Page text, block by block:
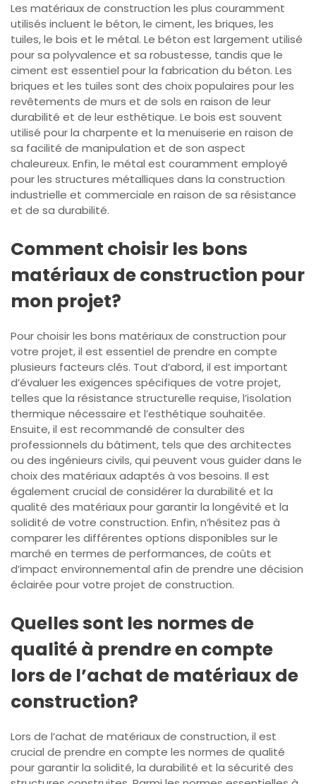
Les matériaux de construction les plus couramment
utilisés incluent le béton, le ciment, les briques, les
tuiles, le bois et le métal. Le béton est largement utilisé
pour sa polyvalence et sa robustesse, tandis que le
ciment est essentiel pour la fabrication du béton. Les
briques et les tuiles sont des choix populaires pour les
revêtements de murs et de sols en raison de leur
durabilité et de leur esthétique. Le bois est souvent
utilisé pour la charpente et la menuiserie en raison de
sa facilité de manipulation et de son aspect
chaleureux. Enfin, le métal est couramment employé
pour les structures métalliques dans la construction
industrielle et commerciale en raison de sa résistance
et de sa durabilité.
Comment choisir les bons
matériaux de construction pour
mon projet?
Pour choisir les bons matériaux de construction pour
votre projet, il est essentiel de prendre en compte
plusieurs facteurs clés. Tout d’abord, il est important
d’évaluer les exigences spécifiques de votre projet,
telles que la résistance structurelle requise, l’isolation
thermique nécessaire et l’esthétique souhaitée.
Ensuite, il est recommandé de consulter des
professionnels du bâtiment, tels que des architectes
ou des ingénieurs civils, qui peuvent vous guider dans le
choix des matériaux adaptés à vos besoins. Il est
également crucial de considérer la durabilité et la
qualité des matériaux pour garantir la longévité et la
solidité de votre construction. Enfin, n’hésitez pas à
comparer les différentes options disponibles sur le
marché en termes de performances, de coûts et
d’impact environnemental afin de prendre une décision
éclairée pour votre projet de construction.
Quelles sont les normes de
qualité à prendre en compte
lors de l’achat de matériaux de
construction?
Lors de l’achat de matériaux de construction, il est
crucial de prendre en compte les normes de qualité
pour garantir la solidité, la durabilité et la sécurité des